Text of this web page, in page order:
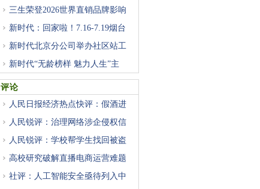
三生荣登2026世界直销品牌影响
新时代：回家啦！7.16-7.19烟台
新时代北京分公司举办社区站工
新时代“无龄榜样 魅力人生”主
评论
人民日报经济热点快评：假酒进
人民锐评：治理网络涉企侵权信
人民锐评：学校帮学生找回被盗
高校研究破解直播电商运营难题
社评：人工智能安全亟待列入中